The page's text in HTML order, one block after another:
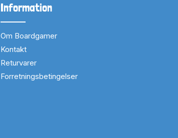
Information
Om Boardgamer
Kontakt
Returvarer
Forretningsbetingelser